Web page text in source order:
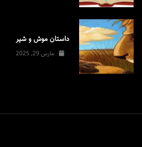
داستان موش و شیر
مارس 29, 2025